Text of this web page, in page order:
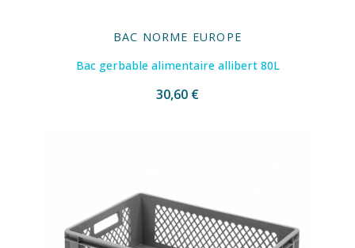
BAC NORME EUROPE
Bac gerbable alimentaire allibert 80L
30,60 €